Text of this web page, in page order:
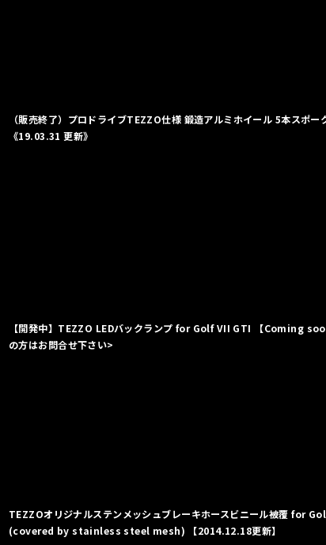
（販売終了）プロドライブTEZZO仕様 鍛造アルミホイール 5本ス
《19.03.31 更新》
【開発中】TEZZO LEDバックランプ for Golf VII GTI 【Coming
の方はお問合せ下さい>
TEZZOオリジナルステンメッシュブレーキホースビニール被覆
(covered by stainless steel mesh) 【2014.12.18更新】